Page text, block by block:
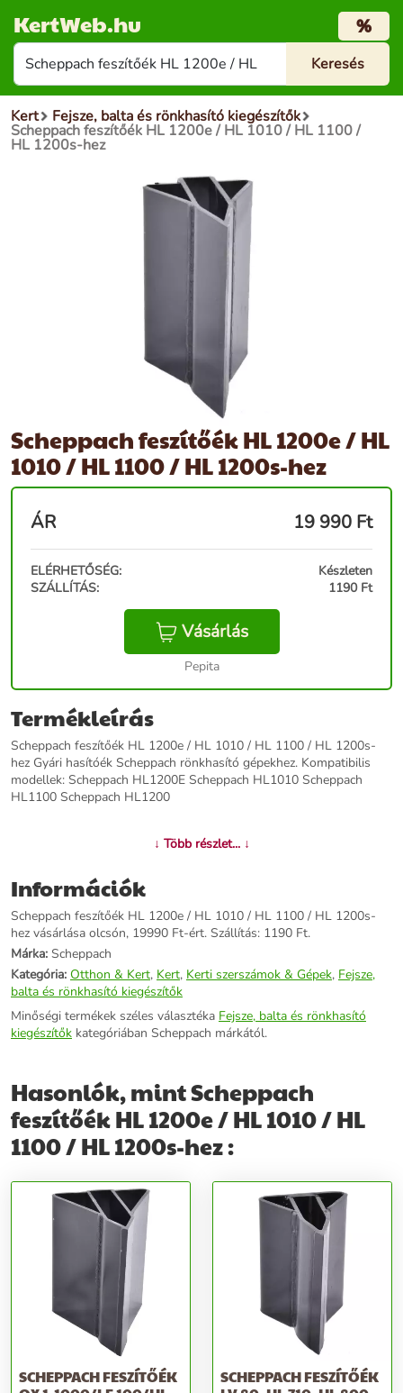
KertWeb.hu %
Kert Fejsze, balta és rönkhasító kiegészítők
Scheppach feszítőék HL 1200e / HL 1010 / HL 1100 /
HL 1200s-hez
Scheppach feszítőék HL 1200e / HL
1010 / HL 1100 / HL 1200s-hez
ÁR 19 990 Ft
ELÉRHETŐSÉG:
Készleten
SZÁLLÍTÁS:
1190 Ft
Vásárlás
Pepita
Termékleírás
Scheppach feszítőék HL 1200e / HL 1010 / HL 1100 / HL 1200s-
hez Gyári hasítóék Scheppach rönkhasító gépekhez. Kompatibilis
modellek: Scheppach HL1200E Scheppach HL1010 Scheppach
HL1100 Scheppach HL1200
↓ Több részlet... ↓
Információk
Scheppach feszítőék HL 1200e / HL 1010 / HL 1100 / HL 1200s-
hez vásárlása olcsón, 19990 Ft-ért. Szállítás: 1190 Ft.
Márka: Scheppach
Kategória: Otthon & Kert, Kert, Kerti szerszámok & Gépek, Fejsze,
balta és rönkhasító kiegészítők
Minőségi termékek széles választéka Fejsze, balta és rönkhasító
kiegészítők kategóriában Scheppach márkától.
Hasonlók, mint Scheppach
feszítőék HL 1200e / HL 1010 / HL
1100 / HL 1200s-hez :
SCHEPPACH FESZÍTŐÉK
SCHEPPACH FESZÍTŐÉK